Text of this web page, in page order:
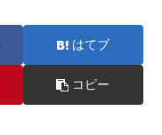
はてブ
コピー